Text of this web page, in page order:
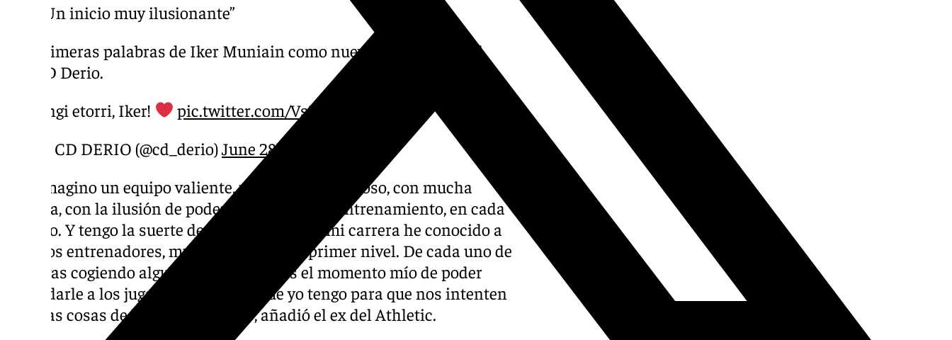
️ “Un inicio muy ilusionante”
Primeras palabras de Iker Muniain como nuevo entrenador del
CD Derio.
Ongi etorri, Iker!
pic.twitter.com/VsHBXYekPd
— CD DERIO (@cd_derio)June 28, 2025
«Me imagino un equipo valiente, un equipo ambicioso, con mucha
energía, con la ilusión de poder crecer en cada entrenamiento, en cada
partido. Y tengo la suerte de que a lo largo de mi carrera he conocido a
muchos entrenadores, muchos de ellos de primer nivel. De cada uno de
ellos vas cogiendo alguna idea y ahora es el momento mío de poder
trasladarle a los jugadores esa idea que yo tengo para que nos intenten
salir las cosas de la mejor manera», añadió el ex del Athletic.